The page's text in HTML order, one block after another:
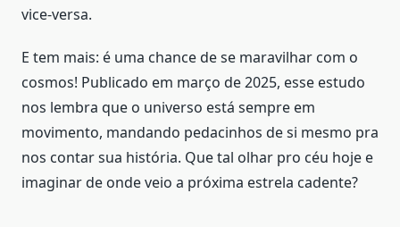
vice-versa.
E tem mais: é uma chance de se maravilhar com o
cosmos! Publicado em março de 2025, esse estudo
nos lembra que o universo está sempre em
movimento, mandando pedacinhos de si mesmo pra
nos contar sua história. Que tal olhar pro céu hoje e
imaginar de onde veio a próxima estrela cadente?